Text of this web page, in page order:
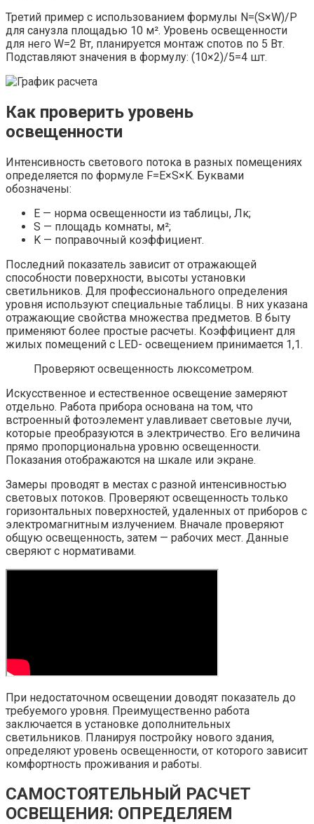
Третий пример с использованием формулы N=(S×W)/P
для санузла площадью 10 м². Уровень освещенности
для него W=2 Вт, планируется монтаж спотов по 5 Вт.
Подставляют значения в формулу: (10×2)/5=4 шт.
Как проверить уровень
освещенности
Интенсивность светового потока в разных помещениях
определяется по формуле F=E×S×K. Буквами
обозначены:
E — норма освещенности из таблицы, Лк;
S — площадь комнаты, м²;
K — поправочный коэффициент.
Последний показатель зависит от отражающей
способности поверхности, высоты установки
светильников. Для профессионального определения
уровня используют специальные таблицы. В них указана
отражающие свойства множества предметов. В быту
применяют более простые расчеты. Коэффициент для
жилых помещений с LED- освещением принимается 1,1.
Проверяют освещенность люксометром.
Искусственное и естественное освещение замеряют
отдельно. Работа прибора основана на том, что
встроенный фотоэлемент улавливает световые лучи,
которые преобразуются в электричество. Его величина
прямо пропорциональна уровню освещенности.
Показания отображаются на шкале или экране.
Замеры проводят в местах с разной интенсивностью
световых потоков. Проверяют освещенность только
горизонтальных поверхностей, удаленных от приборов с
электромагнитным излучением. Вначале проверяют
общую освещенность, затем — рабочих мест. Данные
сверяют с нормативами.
При недостаточном освещении доводят показатель до
требуемого уровня. Преимущественно работа
заключается в установке дополнительных
светильников. Планируя постройку нового здания,
определяют уровень освещенности, от которого зависит
комфортность проживания и работы.
САМОСТОЯТЕЛЬНЫЙ РАСЧЕТ
ОСВЕЩЕНИЯ: ОПРЕДЕЛЯЕМ